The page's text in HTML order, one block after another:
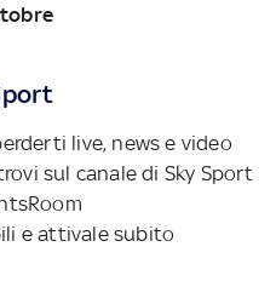
live, news e video
sul canale di Sky Sport
e attivale subito